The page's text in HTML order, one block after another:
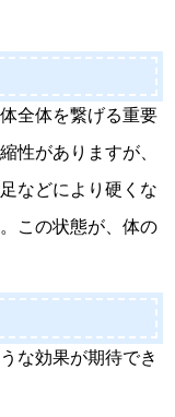
全体を繋げる重要
性がありますが、
などにより硬くな
この状態が、体の
な効果が期待でき